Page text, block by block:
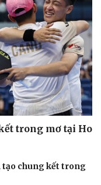
trong mơ tại Ho
tạo chung kết trong